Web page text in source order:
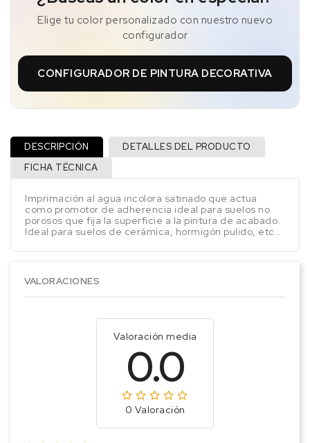
Elige tu color personalizado con nuestro nuevo
configurador
CONFIGURADOR DE PINTURA DECORATIVA
DESCRIPCIÓN
DETALLES DEL PRODUCTO
FICHA TÉCNICA
Imprimación al agua incolora satinado que actua
como promotor de adherencia ideal para suelos no
porosos que fija la superficie a la pintura de acabado.
Ideal para suelos de cerámica, hormigón pulido, etc..
VALORACIONES
Valoración media
0.0
0 Valoración